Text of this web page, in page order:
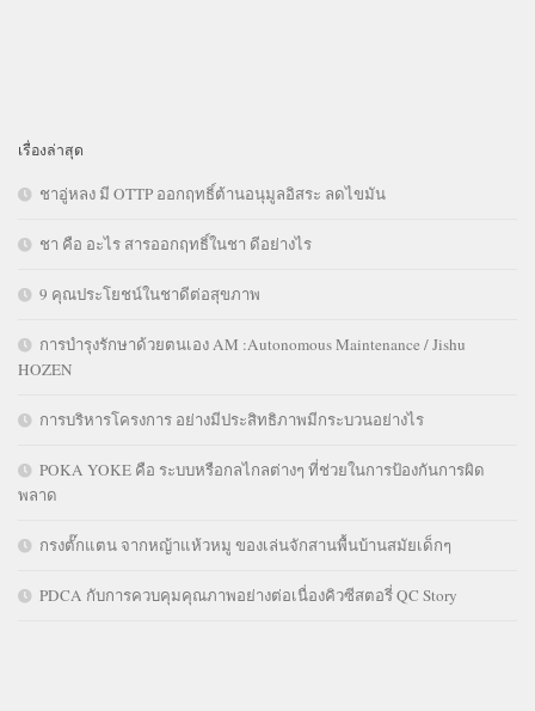
เรื่องล่าสุด
ชาอู่หลง มี OTTP ออกฤทธิ์ต้านอนุมูลอิสระ ลดไขมัน
ชา คือ อะไร สารออกฤทธิ์ในชา ดีอย่างไร
9 คุณประโยชน์ในชาดีต่อสุขภาพ
การบำรุงรักษาด้วยตนเอง AM :Autonomous Maintenance / Jishu
HOZEN
การบริหารโครงการ อย่างมีประสิทธิภาพมีกระบวนอย่างไร
POKA YOKE คือ ระบบหรือกลไกลต่างๆ ที่ช่วยในการป้องกันการผิด
พลาด
กรงตั๊กแตน จากหญ้าแห้วหมู ของเล่นจักสานพื้นบ้านสมัยเด็กๆ
PDCA กับการควบคุมคุณภาพอย่างต่อเนื่องคิวซีสตอรี่ QC Story